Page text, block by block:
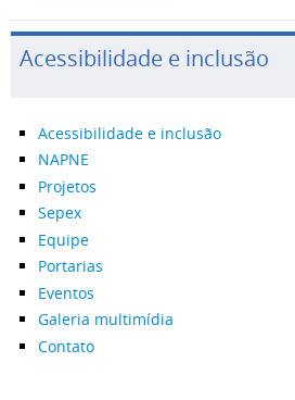
Acessibilidade e inclusão
Acessibilidade e inclusão
NAPNE
Projetos
Sepex
Equipe
Portarias
Eventos
Galeria multimídia
Contato